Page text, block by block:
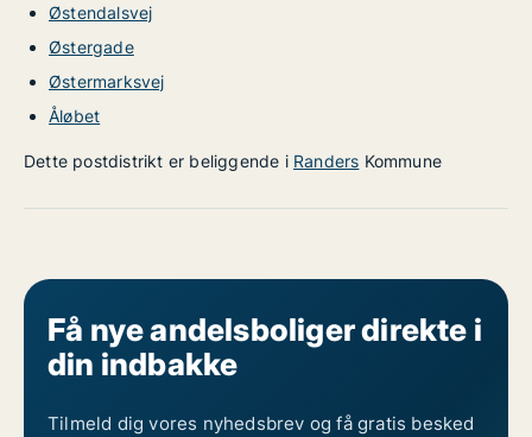
Østendalsvej
Østergade
Østermarksvej
Åløbet
Dette postdistrikt er beliggende i Randers Kommune
Få nye andelsboliger direkte i
din indbakke
Tilmeld dig vores nyhedsbrev og få gratis besked